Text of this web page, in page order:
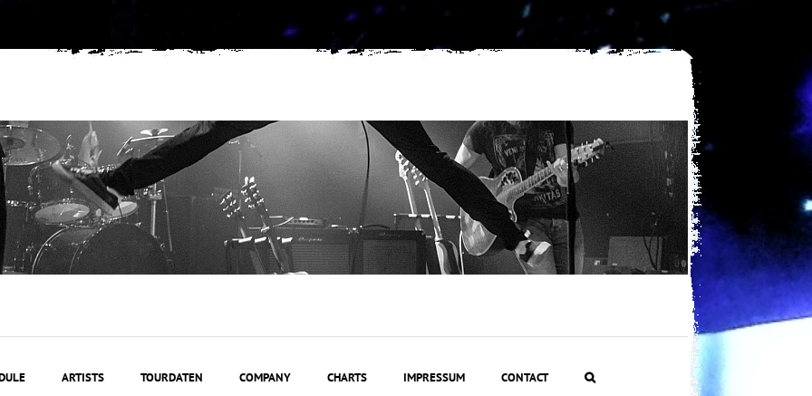
ARTISTS TOURDATEN COMPANY CHARTS IMPRESSUM CONTACT